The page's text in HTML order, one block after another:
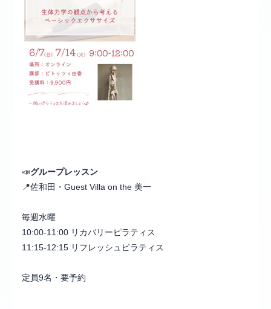
📣グループレッスン
📍佐和田・Guest Villa on the 美一
毎週水曜
10:00-11:00 リカバリーピラティス
11:15-12:15 リフレッシュピラティス
定員9名・要予約